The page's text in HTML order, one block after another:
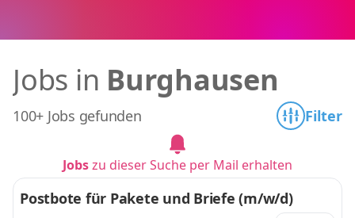
Jobs in Burghausen
100+ Jobs gefunden Filter
Jobszu dieser Suche per Mail erhalten
Postbote für Pakete und Briefe (m/w/d)